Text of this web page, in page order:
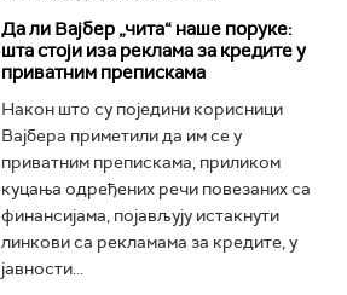
Да ли Вајбер „чита“ наше поруке:
шта стоји иза реклама за кредите у
приватним препискама
Након што су поједини корисници
Вајбера приметили да им се у
приватним препискама, приликом
куцања одређених речи повезаних са
финансијама, појављују истакнути
линкови са рекламама за кредите, у
јавности...